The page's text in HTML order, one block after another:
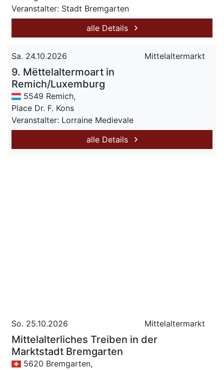
Veranstalter: Stadt Bremgarten
alle Details
Sa. 24.10.2026 Mittelaltermarkt
9. Mëttelaltermoart in
Remich/Luxemburg
5549 Remich,
Place Dr. F. Kons
Veranstalter: Lorraine Medievale
alle Details
So. 25.10.2026 Mittelaltermarkt
Mittelalterliches Treiben in der
Marktstadt Bremgarten
5620 Bremgarten,